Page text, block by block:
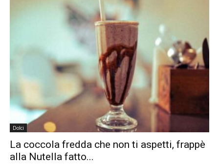
Dolci
La coccola fredda che non ti aspetti, frappè
alla Nutella fatto...